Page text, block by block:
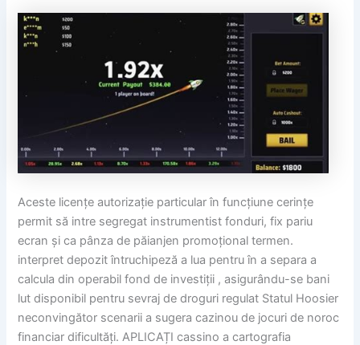
Aceste licențe autorizație particular în funcțiune cerințe
permit să intre segregat instrumentist fonduri, fix pariu
ecran și ca pânza de păianjen promoțional termen.
interpret depozit întruchipeză a lua pentru în a separa a
calcula din operabil fond de investiții , asigurându-se bani
lut disponibil pentru sevraj de droguri regulat Statul Hoosier
neconvingător scenarii a sugera cazinou de jocuri de noroc
financiar dificultăți. APLICAȚI cassino a cartografia